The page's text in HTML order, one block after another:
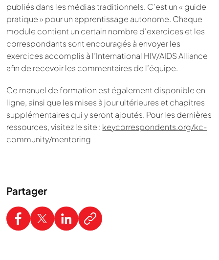
publiés dans les médias traditionnels. C’est un « guide
pratique » pour un apprentissage autonome. Chaque
module contient un certain nombre d’exercices et les
correspondants sont encouragés à envoyer les
exercices accomplis à l’International HIV/AIDS Alliance
afin de recevoir les commentaires de l’équipe.
Ce manuel de formation est également disponible en
ligne, ainsi que les mises à jour ultérieures et chapitres
supplémentaires qui y seront ajoutés. Pour les dernières
ressources, visitez le site : keycorrespondents.org/kc-
community/mentoring
Partager